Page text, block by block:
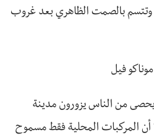
وتتسم بالصمت الظاهري بعد غروب
فيل
من الناس يزورون مدينة
أن المركبات المحلية فقط مسموح